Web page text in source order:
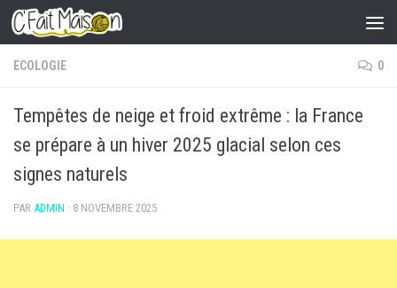
Skip to content
ECOLOGIE 0
Tempêtes de neige et froid extrême : la France
se prépare à un hiver 2025 glacial selon ces
signes naturels
PAR ADMIN · 8 NOVEMBRE 2025